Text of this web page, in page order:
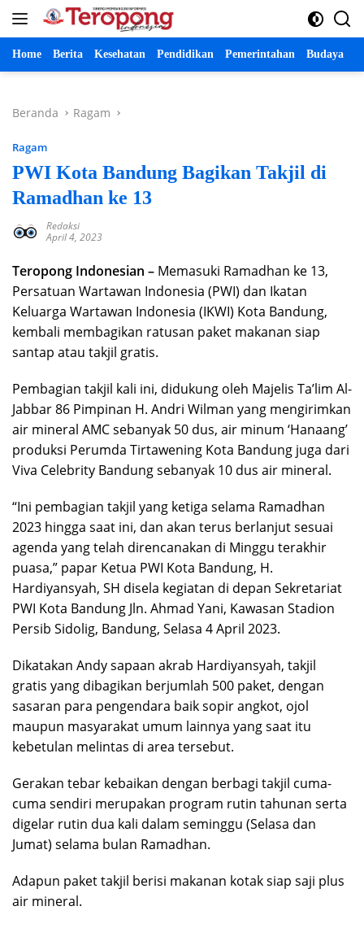
Langsung
Home Berita Kesehatan Pendidikan Pemerintahan Budaya
Beranda Ragam
Ragam
PWI Kota Bandung Bagikan Takjil di
Ramadhan ke 13
Redaksi
April 4, 2023
Teropong Indonesian – Memasuki Ramadhan ke 13,
Persatuan Wartawan Indonesia (PWI) dan Ikatan
Keluarga Wartawan Indonesia (IKWI) Kota Bandung,
kembali membagikan ratusan paket makanan siap
santap atau takjil gratis.
Pembagian takjil kali ini, didukung oleh Majelis Ta’lim Al-
Jabbar 86 Pimpinan H. Andri Wilman yang mengirimkan
air mineral AMC sebanyak 50 dus, air minum ‘Hanaang’
produksi Perumda Tirtawening Kota Bandung juga dari
Viva Celebrity Bandung sebanyak 10 dus air mineral.
“Ini pembagian takjil yang ketiga selama Ramadhan
2023 hingga saat ini, dan akan terus berlanjut sesuai
agenda yang telah direncanakan di Minggu terakhir
puasa,” papar Ketua PWI Kota Bandung, H.
Hardiyansyah, SH disela kegiatan di depan Sekretariat
PWI Kota Bandung Jln. Ahmad Yani, Kawasan Stadion
Persib Sidolig, Bandung, Selasa 4 April 2023.
Dikatakan Andy sapaan akrab Hardiyansyah, takjil
gratis yang dibagikan berjumlah 500 paket, dengan
sasaran para pengendara baik sopir angkot, ojol
maupun masyarakat umum lainnya yang saat itu
kebetulan melintas di area tersebut.
Gerakan tebar kebaikan dengan berbagi takjil cuma-
cuma sendiri merupakan program rutin tahunan serta
digelar rutin dua kali dalam seminggu (Selasa dan
Jumat) selama bulan Ramadhan.
Adapun paket takjil berisi makanan kotak siap saji plus
air mineral.